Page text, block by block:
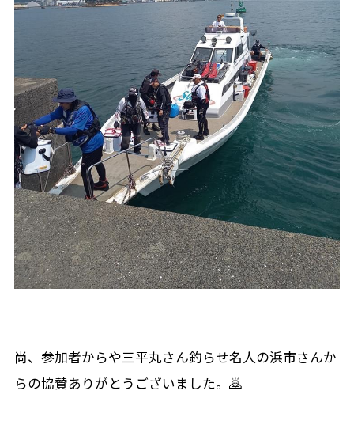
尚、参加者からや三平丸さん釣らせ名人の浜市さんか
らの協賛ありがとうございました。🙇